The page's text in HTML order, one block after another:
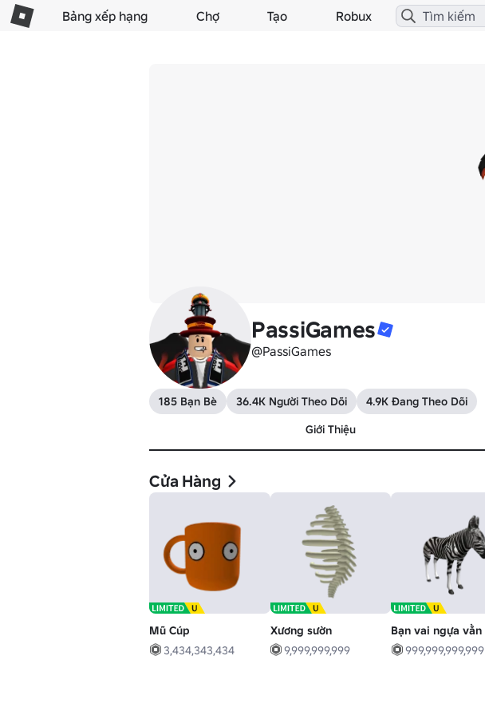
Bảng xếp hạng Chợ Tạo Robux
PassiGames
@PassiGames
185 Bạn Bè 36.4K Người Theo Dõi
4.9K Đang Theo Dõi
Giới Thiệu
Cửa Hàng
Mũ Cúp
3,434,343,434
Xương sườn
9,999,999,999
Bạn vai ngựa vằn
999,999,999,999